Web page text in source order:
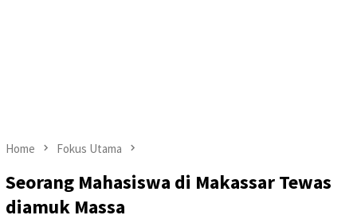
Home Fokus Utama
Seorang Mahasiswa di Makassar Tewas
diamuk Massa